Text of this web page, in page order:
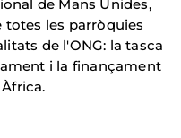
de Mans Unides,
totes les parròquies
de l'ONG: la tasca
i la finançament